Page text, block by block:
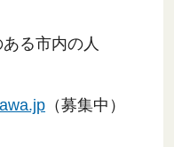
る市内の人
（募集中）